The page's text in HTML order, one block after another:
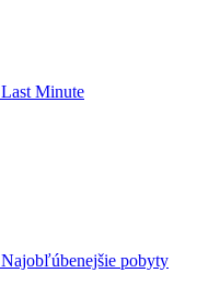
Last Minute
Najobľúbenejšie pobyty